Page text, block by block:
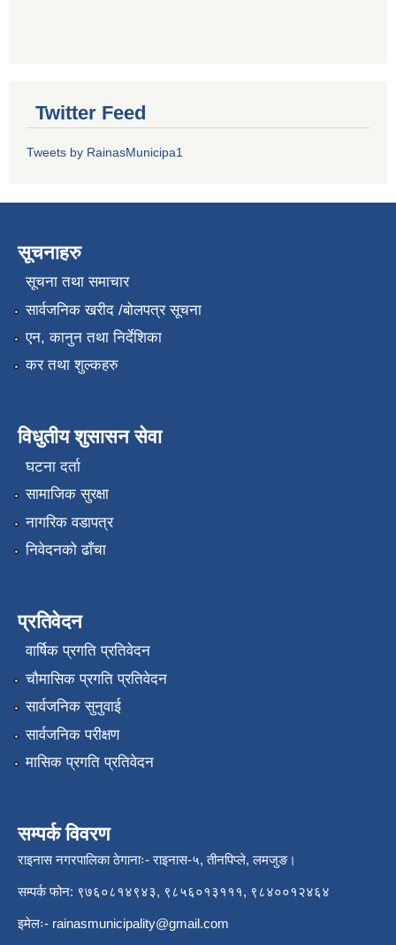
Twitter Feed
Tweets by RainasMunicipa1
सूचनाहरु
सूचना तथा समाचार
सार्वजनिक खरीद /बोलपत्र सूचना
एन, कानुन तथा निर्देशिका
कर तथा शुल्कहरु
विधुतीय शुसासन सेवा
घटना दर्ता
सामाजिक सुरक्षा
नागरिक वडापत्र
निवेदनको ढाँचा
प्रतिवेदन
वार्षिक प्रगति प्रतिवेदन
चौमासिक प्रगति प्रतिवेदन
सार्वजनिक सुनुवाई
सार्वजनिक परीक्षण
मासिक प्रगति प्रतिवेदन
सम्पर्क विवरण
राइनास नगरपालिका ठेगानाः- राइनास-५, तीनपिप्ले, लमजुङ।
सम्पर्क फोन: ९७६०८१४९४३, ९८५६०१३१११, ९८४००१२४६४
इमेलः- rainasmunicipality@gmail.com